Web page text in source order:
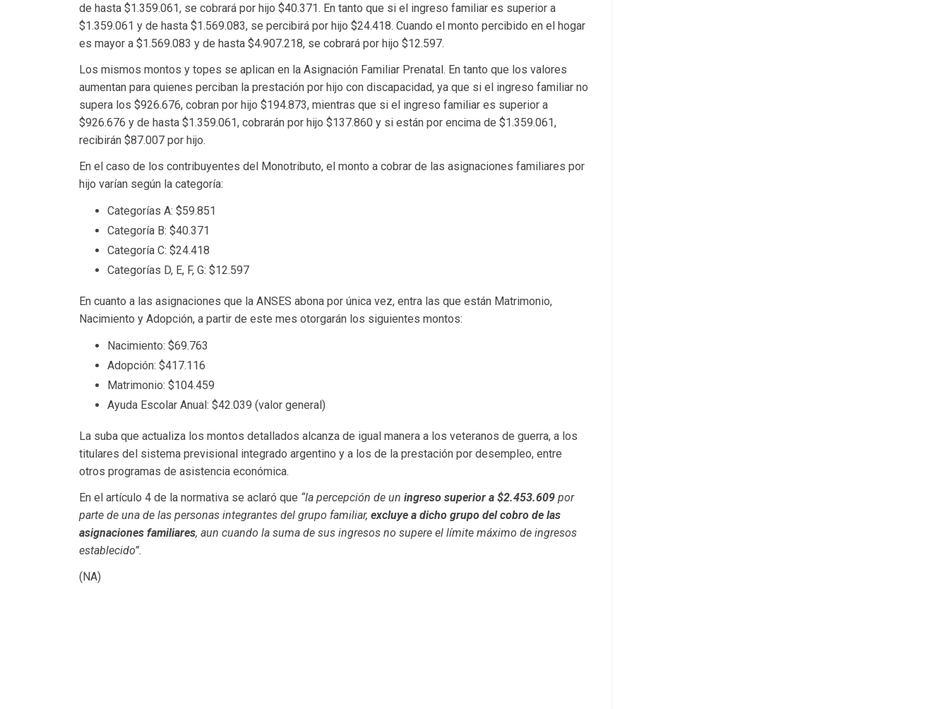
de hasta $1.359.061, se cobrará por hijo $40.371. En tanto que si el ingreso familiar es superior a
$1.359.061 y de hasta $1.569.083, se percibirá por hijo $24.418. Cuando el monto percibido en el hogar
es mayor a $1.569.083 y de hasta $4.907.218, se cobrará por hijo $12.597.
Los mismos montos y topes se aplican en la Asignación Familiar Prenatal. En tanto que los valores
aumentan para quienes perciban la prestación por hijo con discapacidad, ya que si el ingreso familiar no
supera los $926.676, cobran por hijo $194.873, mientras que si el ingreso familiar es superior a
$926.676 y de hasta $1.359.061, cobrarán por hijo $137.860 y si están por encima de $1.359.061,
recibirán $87.007 por hijo.
En el caso de los contribuyentes del Monotributo, el monto a cobrar de las asignaciones familiares por
hijo varían según la categoría:
Categorías A: $59.851
Categoría B: $40.371
Categoría C: $24.418
Categorías D, E, F, G: $12.597
En cuanto a las asignaciones que la ANSES abona por única vez, entra las que están Matrimonio,
Nacimiento y Adopción, a partir de este mes otorgarán los siguientes montos:
Nacimiento: $69.763
Adopción: $417.116
Matrimonio: $104.459
Ayuda Escolar Anual: $42.039 (valor general)
La suba que actualiza los montos detallados alcanza de igual manera a los veteranos de guerra, a los
titulares del sistema previsional integrado argentino y a los de la prestación por desempleo, entre
otros programas de asistencia económica.
En el artículo 4 de la normativa se aclaró que “la percepción de un ingreso superior a $2.453.609 por
parte de una de las personas integrantes del grupo familiar, excluye a dicho grupo del cobro de las
asignaciones familiares, aun cuando la suma de sus ingresos no supere el límite máximo de ingresos
establecido”.
(NA)